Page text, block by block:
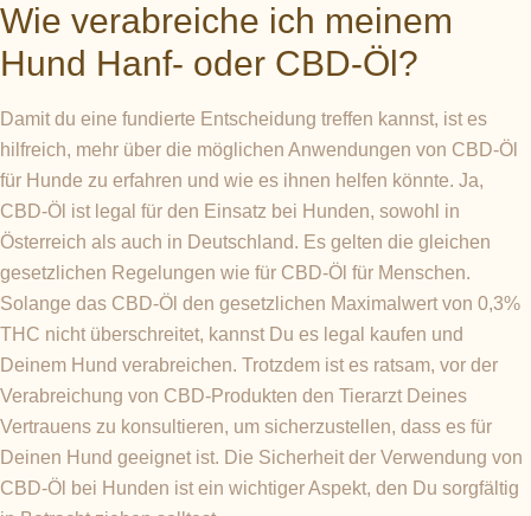
Wie verabreiche ich meinem
Hund Hanf- oder CBD-Öl?
Damit du eine fundierte Entscheidung treffen kannst, ist es
hilfreich, mehr über die möglichen Anwendungen von CBD-Öl
für Hunde zu erfahren und wie es ihnen helfen könnte. Ja,
CBD-Öl ist legal für den Einsatz bei Hunden, sowohl in
Österreich als auch in Deutschland. Es gelten die gleichen
gesetzlichen Regelungen wie für CBD-Öl für Menschen.
Solange das CBD-Öl den gesetzlichen Maximalwert von 0,3%
THC nicht überschreitet, kannst Du es legal kaufen und
Deinem Hund verabreichen. Trotzdem ist es ratsam, vor der
Verabreichung von CBD-Produkten den Tierarzt Deines
Vertrauens zu konsultieren, um sicherzustellen, dass es für
Deinen Hund geeignet ist. Die Sicherheit der Verwendung von
CBD-Öl bei Hunden ist ein wichtiger Aspekt, den Du sorgfältig